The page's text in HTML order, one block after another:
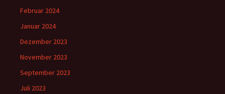
Februar 2024
Januar 2024
Dezember 2023
November 2023
September 2023
Juli 2023